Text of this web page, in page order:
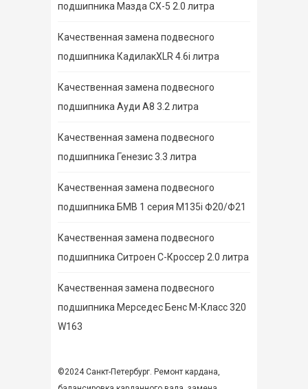
подшипника Мазда СХ-5 2.0 литра
Качественная замена подвесного
подшипника КадилакXLR 4.6i литра
Качественная замена подвесного
подшипника Ауди А8 3.2 литра
Качественная замена подвесного
подшипника Генезис 3.3 литра
Качественная замена подвесного
подшипника БМВ 1 серия M135i Ф20/Ф21
Качественная замена подвесного
подшипника Ситроен С-Кроссер 2.0 литра
Качественная замена подвесного
подшипника Мерседес Бенс М-Класс 320
W163
©2024 Санкт-Петербург. Ремонт кардана,